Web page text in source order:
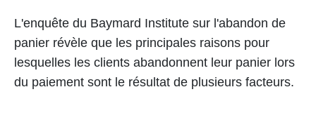
L'enquête du Baymard Institute sur l'abandon de
panier révèle que les principales raisons pour
lesquelles les clients abandonnent leur panier lors
du paiement sont le résultat de plusieurs facteurs.